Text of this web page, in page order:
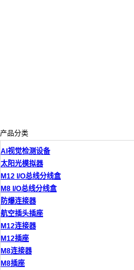
产品分类
AI视觉检测设备
太阳光模拟器
M12 I/O总线分线盒
M8 I/O总线分线盒
防爆连接器
航空插头插座
M12连接器
M12插座
M8连接器
M8插座